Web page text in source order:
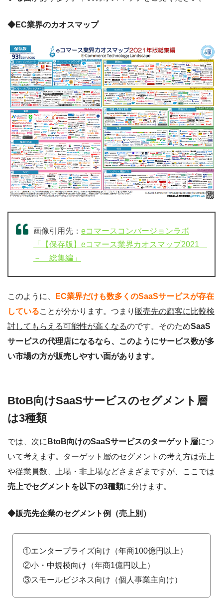
◆EC業界のカオスマップ
画像引用先： eコマースコンバージョンラボ
「【保存版】eコマース業界カオスマップ2021
－ 総集編」
このように、
EC業界だけも数多くのSaaSサービスが存在
していることが分かります。つまり 販売先の顧客に比較検
討してもらえる可能性が高くなるのです。そのためSaaS
サービスの代理店になるなら、このようにサービス数が多
い市場の方が販売しやすい面があります。
BtoB向けSaaSサービスのセグメント層
は3種類
では、次に BtoB向けのSaaSサービスのターゲット層につ
いて考えます。ターゲット層のセグメントの考え方は売上
や従業員数、上場・非上場などさまざまですが、ここでは
売上でセグメントを以下の3種類に分けます。
◆販売先企業のセグメント例（売上別）
①エンタープライズ向け（年商100億円以上）
②小・中規模向け（年商1億円以上）
③スモールビジネス向け（個人事業主向け）